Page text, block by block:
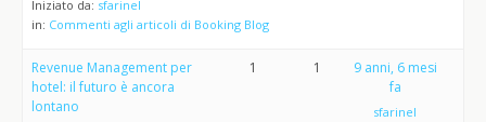
Iniziato da: sfarinel
in: Commenti agli articoli di Booking Blog
Revenue Management per
hotel: il futuro è ancora
lontano
1 1
9 anni, 6 mesi
fa
sfarinel